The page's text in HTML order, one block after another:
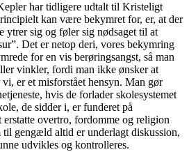
har tidligere udtalt til Kristeligt
kan være bekymret for, er, at der
ytrer sig og føler sig nødsaget til at
Det er netop deri, vores bekymring
for en vis berøringsangst, så man
vinkler, fordi man ikke ønsker at
er et misforstået hensyn. Man gør
hvis de forlader skolesystemet
de sidder i, er funderet på
overtro, fordomme og religion
gengæld altid er underlagt diskussion,
udvikles og kontrolleres.